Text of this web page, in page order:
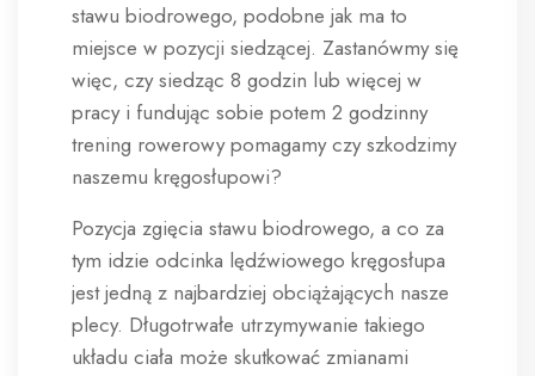
stawu biodrowego, podobne jak ma to
miejsce w pozycji siedzącej. Zastanówmy się
więc, czy siedząc 8 godzin lub więcej w
pracy i fundując sobie potem 2 godzinny
trening rowerowy pomagamy czy szkodzimy
naszemu kręgosłupowi?
Pozycja zgięcia stawu biodrowego, a co za
tym idzie odcinka lędźwiowego kręgosłupa
jest jedną z najbardziej obciążających nasze
plecy. Długotrwałe utrzymywanie takiego
układu ciała może skutkować zmianami